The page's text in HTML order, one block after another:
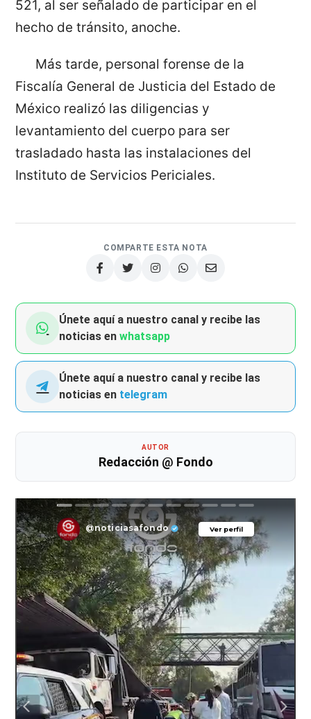
521, al ser señalado de participar en el
hecho de tránsito, anoche.
Más tarde, personal forense de la
Fiscalía General de Justicia del Estado de
México realizó las diligencias y
levantamiento del cuerpo para ser
trasladado hasta las instalaciones del
Instituto de Servicios Periciales.
COMPARTE ESTA NOTA
Únete aquí a nuestro canal y recibe las
noticias enwhatsapp
Únete aquí a nuestro canal y recibe las
noticias en telegram
AUTOR
Redacción @ Fondo
Ver perfil
@noticiasafondo Ver perfil